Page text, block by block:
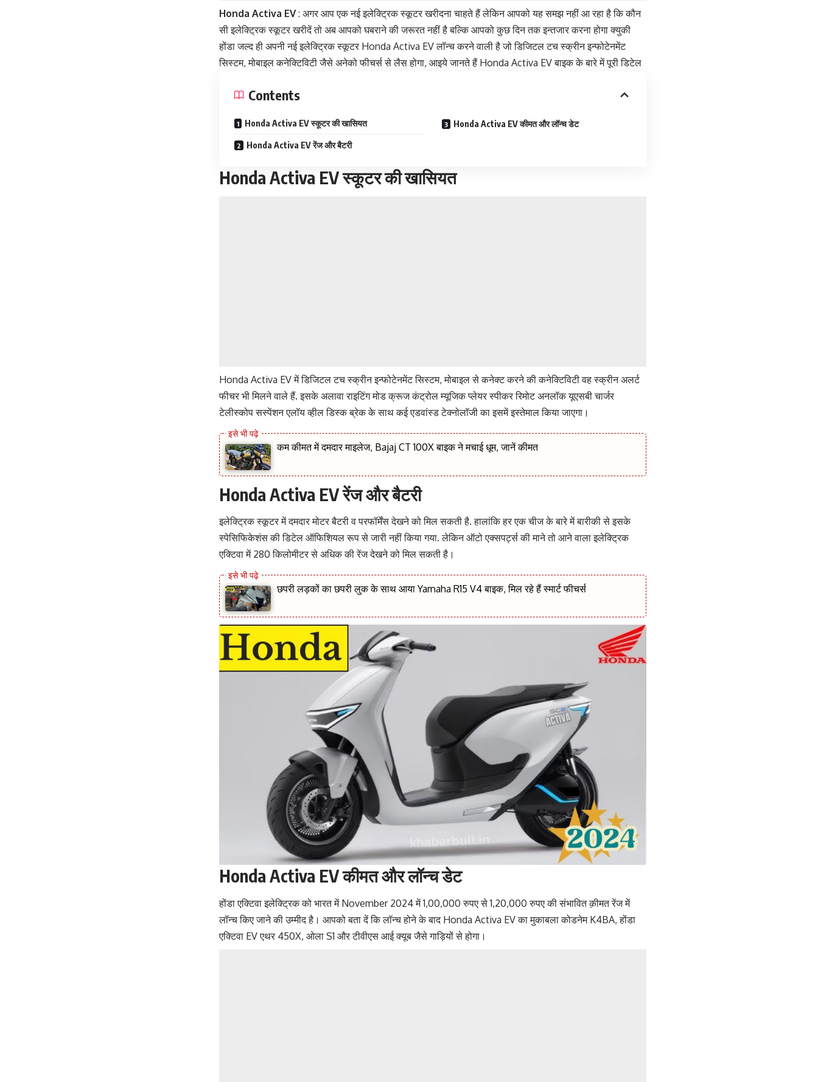
Honda Activa EV: अगर आप एक नई इलेक्ट्रिक स्कूटर खरीदना चाहते हैं लेकिन आपको यह समझ नहीं आ रहा है कि कौन
सी इलेक्ट्रिक स्कूटर खरीदें तो अब आपको घबराने की जरूरत नहीं है बल्कि आपको कुछ दिन तक इन्तजार करना होगा क्युकी
होंडा जल्द ही अपनी नई इलेक्ट्रिक स्कूटर Honda Activa EV लॉन्च करने वाली है जो डिजिटल टच स्क्रीन इन्फोटेनमेंट
सिस्टम, मोबाइल कनेक्टिविटी जैसे अनेको फीचर्स से लैस होगा, आइये जानते हैं Honda Activa EV बाइक के बारे में पूरी डिटेल
Contents
Honda Activa EV स्कूटर की खासियत
Honda Activa EV रेंज और बैटरी
Honda Activa EV कीमत और लॉन्च डेट
Honda Activa EV स्कूटर की खासियत
Honda Activa EV में डिजिटल टच स्क्रीन इन्फोटेनमेंट सिस्टम, मोबाइल से कनेक्ट करने की कनेक्टिविटी वह स्क्रीन अलर्ट
फीचर भी मिलने वाले हैं. इसके अलावा राइटिंग मोड क्रूज कंट्रोल म्यूजिक प्लेयर स्पीकर रिमोट अनलॉक यूएसबी चार्जर
टेलीस्कोप सस्पेंशन एलॉय व्हील डिस्क ब्रेक के साथ कई एडवांस्ड टेक्नोलॉजी का इसमें इस्तेमाल किया जाएगा।
कम कीमत में दमदार माइलेज, Bajaj CT 100X बाइक ने मचाई धूम, जानें कीमत
Honda Activa EV रेंज और बैटरी
इलेक्ट्रिक स्कूटर में दमदार मोटर बैटरी व परफॉर्मेंस देखने को मिल सकती है. हालांकि हर एक चीज के बारे में बारीकी से इसके
स्पेसिफिकेशंस की डिटेल ऑफिशियल रूप से जारी नहीं किया गया. लेकिन ऑटो एक्सपर्ट्स की माने तो आने वाला इलेक्ट्रिक
एक्टिवा में 280 किलोमीटर से अधिक की रेंज देखने को मिल सकती है।
छपरी लड़कों का छपरी लुक के साथ आया Yamaha R15 V4 बाइक, मिल रहे हैं स्मार्ट फीचर्स
Honda Activa EV कीमत और लॉन्च डेट
होंडा एक्टिवा इलेक्ट्रिक को भारत में November 2024 में 1,00,000 रुपए से 1,20,000 रुपए की संभावित क़ीमत रेंज में
लॉन्च किए जाने की उम्मीद है। आपको बता दें कि लॉन्च होने के बाद Honda Activa EV का मुकाबला कोडनेम K4BA, होंडा
एक्टिवा EV एथर 450X, ओला S1 और टीवीएस आई क्यूब जैसे गाड़ियों से होगा।